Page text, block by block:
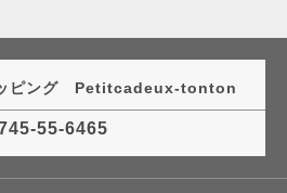
ピング Petitcadeux-tonton
55-6465